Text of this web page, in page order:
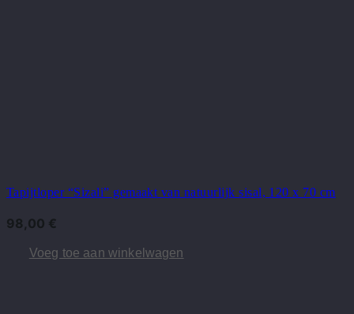
Tapijtloper “Sizali” gemaakt van natuurlijk sisal, 120 x 70 cm
98,00 €
Voeg toe aan winkelwagen